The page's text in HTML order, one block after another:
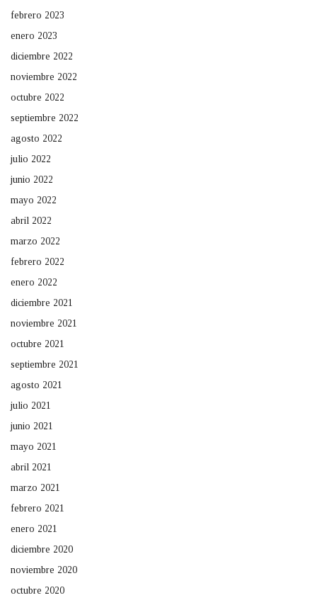
febrero 2023
enero 2023
diciembre 2022
noviembre 2022
octubre 2022
septiembre 2022
agosto 2022
julio 2022
junio 2022
mayo 2022
abril 2022
marzo 2022
febrero 2022
enero 2022
diciembre 2021
noviembre 2021
octubre 2021
septiembre 2021
agosto 2021
julio 2021
junio 2021
mayo 2021
abril 2021
marzo 2021
febrero 2021
enero 2021
diciembre 2020
noviembre 2020
octubre 2020